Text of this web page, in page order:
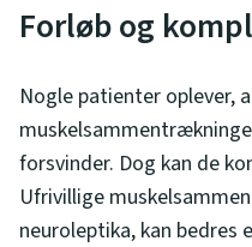
Forløb og
Nogle patienter oplever,
forsvinder. Dog kan de
Ufrivillige
neuroleptika, kan bedres